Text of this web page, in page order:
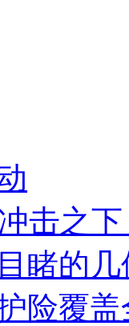
击之
睹的
险覆